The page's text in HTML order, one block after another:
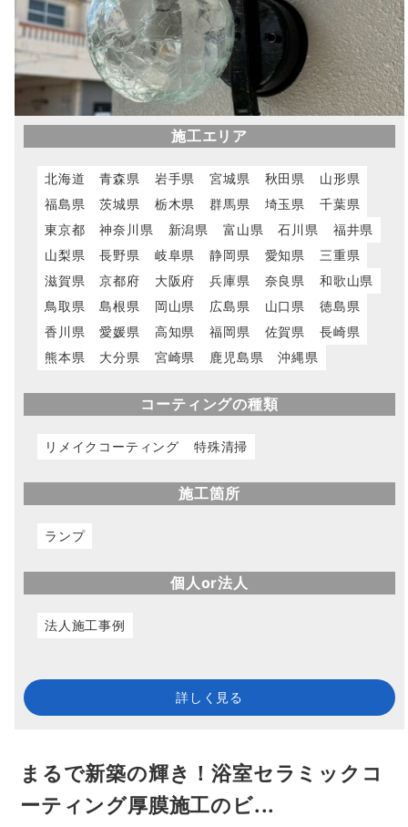
施工エリア
北海道 青森県 岩手県 宮城県 秋田県
山形県
福島県
茨城県 栃木県 群馬県 埼玉県
千葉県
東京都
神奈川県 新潟県 富山県 石川県
福井県
山梨県
長野県 岐阜県 静岡県 愛知県
三重県
滋賀県
京都府 大阪府 兵庫県 奈良県
和歌山県
鳥取県
島根県 岡山県 広島県 山口県
徳島県
香川県
愛媛県 高知県 福岡県 佐賀県
長崎県
熊本県
大分県 宮崎県 鹿児島県 沖縄県
コーティングの種類
リメイクコーティング 特殊清掃
施工箇所
ランプ
個人or法人
法人施工事例
詳しく見る
まるで新築の輝き！浴室セラミックコ
ーティング厚膜施工のビ...